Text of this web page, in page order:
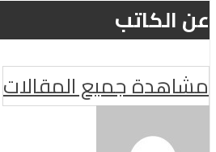
عن الكاتب
مشاهدة جميع المقالات